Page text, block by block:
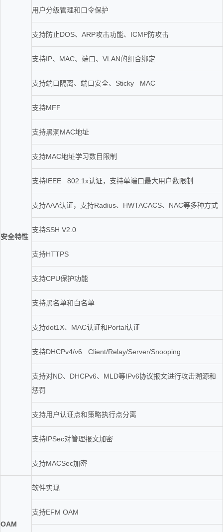
安全特性
用户分级管理和口令保护
支持防止DOS、ARP攻击功能、ICMP防攻击
支持IP、MAC、端口、VLAN的组合绑定
支持端口隔离、端口安全、Sticky MAC
支持MFF
支持黑洞MAC地址
支持MAC地址学习数目限制
支持IEEE 802.1x认证，支持单端口最大用户数限制
支持AAA认证，支持Radius、HWTACACS、NAC等多种方式
支持SSH V2.0
支持HTTPS
支持CPU保护功能
支持黑名单和白名单
支持dot1X、MAC认证和Portal认证
支持DHCPv4/v6 Client/Relay/Server/Snooping
支持对ND、DHCPv6、MLD等IPv6协议报文进行攻击溯源和
惩罚
支持用户认证点和策略执行点分离
支持IPSec对管理报文加密
支持MACSec加密
OAM
软件实现
支持EFM OAM